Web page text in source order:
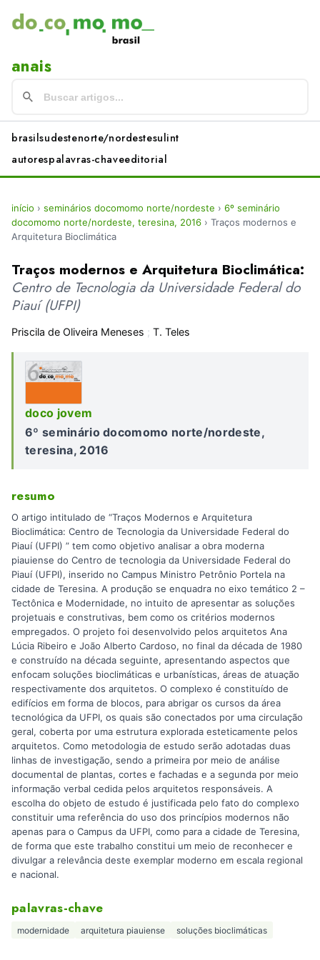
anais
brasilsudestenorte/nordestesulint
autorespalavras-chaveeditorial
início › seminários docomomo norte/nordeste › 6º seminário
docomomo norte/nordeste, teresina, 2016 › Traços modernos e
Arquitetura Bioclimática
Traços modernos e Arquitetura Bioclimática:
Centro de Tecnologia da Universidade Federal do
Piauí (UFPI)
Priscila de Oliveira Meneses ; T. Teles
doco jovem
6º seminário docomomo norte/nordeste,
teresina, 2016
resumo
O artigo intitulado de “Traços Modernos e Arquitetura
Bioclimática: Centro de Tecnologia da Universidade Federal do
Piauí (UFPI) ” tem como objetivo analisar a obra moderna
piauiense do Centro de tecnologia da Universidade Federal do
Piauí (UFPI), inserido no Campus Ministro Petrônio Portela na
cidade de Teresina. A produção se enquadra no eixo temático 2 –
Tectônica e Modernidade, no intuito de apresentar as soluções
projetuais e construtivas, bem como os critérios modernos
empregados. O projeto foi desenvolvido pelos arquitetos Ana
Lúcia Ribeiro e João Alberto Cardoso, no final da década de 1980
e construído na década seguinte, apresentando aspectos que
enfocam soluções bioclimáticas e urbanísticas, áreas de atuação
respectivamente dos arquitetos. O complexo é constituído de
edifícios em forma de blocos, para abrigar os cursos da área
tecnológica da UFPI, os quais são conectados por uma circulação
geral, coberta por uma estrutura explorada esteticamente pelos
arquitetos. Como metodologia de estudo serão adotadas duas
linhas de investigação, sendo a primeira por meio de análise
documental de plantas, cortes e fachadas e a segunda por meio
informação verbal cedida pelos arquitetos responsáveis. A
escolha do objeto de estudo é justificada pelo fato do complexo
constituir uma referência do uso dos princípios modernos não
apenas para o Campus da UFPI, como para a cidade de Teresina,
de forma que este trabalho constitui um meio de reconhecer e
divulgar a relevância deste exemplar moderno em escala regional
e nacional.
palavras-chave
modernidade arquitetura piauiense soluções bioclimáticas